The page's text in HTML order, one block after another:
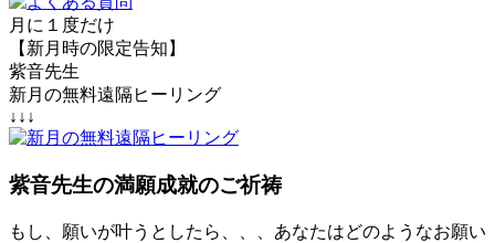
月に１度だけ
【新月時の限定告知】
紫音先生
新月の無料遠隔ヒーリング
↓↓↓
紫音先生の満願成就のご祈祷
もし、願いが叶うとしたら、、、あなたはどのようなお願い